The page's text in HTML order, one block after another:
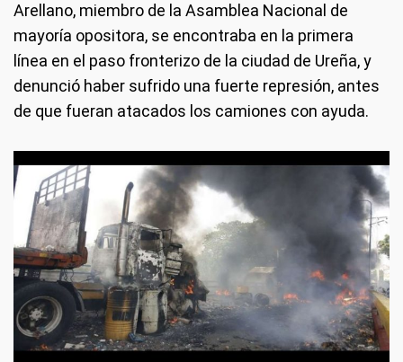
Arellano, miembro de la Asamblea Nacional de
mayoría opositora, se encontraba en la primera
línea en el paso fronterizo de la ciudad de Ureña, y
denunció haber sufrido una fuerte represión, antes
de que fueran atacados los camiones con ayuda.